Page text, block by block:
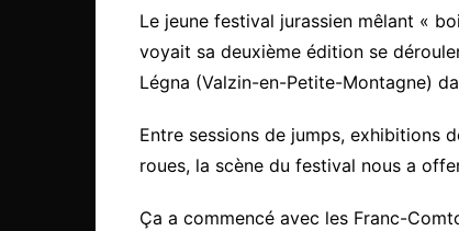
Le jeune festival jurassien mêlant «
voyait sa deuxième édition se
Légna (Valzin-en-Petite-Montagne)
Entre sessions de jumps, exhibitions
roues, la scène du festival nous a
Ça a commencé avec les Franc-